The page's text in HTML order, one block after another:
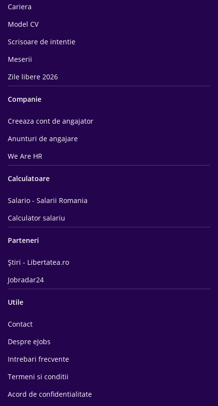
Cariera
Model CV
Scrisoare de intentie
Meserii
Zile libere 2026
Companie
Creeaza cont de angajator
Anunturi de angajare
We Are HR
Calculatoare
Salario - Salarii Romania
Calculator salariu
Parteneri
Știri - Libertatea.ro
Jobradar24
Utile
Contact
Despre eJobs
Intrebari frecvente
Termeni si conditii
Acord de confidentialitate